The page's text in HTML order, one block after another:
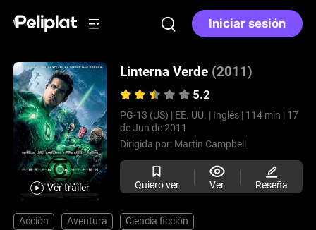
Iniciar sesión
Ver tráiler
Linterna Verde (2011)
5.2
PG-13 (US) | EE. UU. | Inglés | 114 min | 17
de Jun de 2011
Dirigida por: Martin Campbell
Quiero ver Ver Reseña
Acción Aventura Ciencia ficción